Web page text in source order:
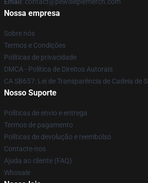
Nossa empresa
Sobre nós
Termos e Condições
Políticas de privacidade
DMCA - Política de Direitos Autorais
CA SB657: Lei de Transparência de Cadeia de
Nosso Suporte
Políticas de envio e entrega
Termos de pagamento
Políticas de devolução e reembolso
Contacte-nos
Ajuda ao cliente (FAQ)
Whosale